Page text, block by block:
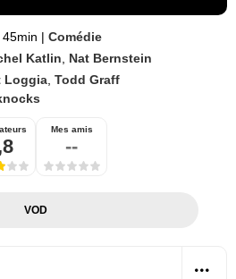
45min | Comédie
Katlin
Nat Bernstein
Loggia Todd Graff
Mes amis
--
VOD